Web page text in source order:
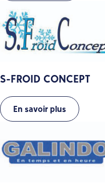
S-FROID CONCEPT
En savoir plus